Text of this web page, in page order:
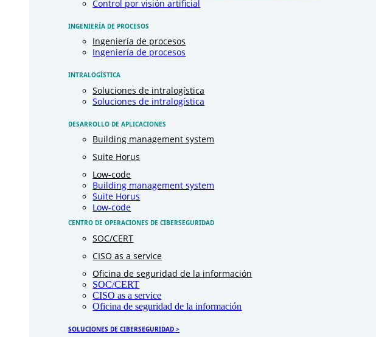
Control por visión artificial
INGENIERÍA DE PROCESOS
Ingeniería de procesos
Ingeniería de procesos
INTRALOGÍSTICA
Soluciones de intralogística
Soluciones de intralogística
DESARROLLO DE APLICACIONES
Building management system
Suite Horus
Low-code
Building management system
Suite Horus
Low-code
CENTRO DE OPERACIONES DE CIBERSEGURIDAD
SOC/CERT
CISO as a service
Oficina de seguridad de la información
SOC/CERT
CISO as a service
Oficina de seguridad de la información
SOLUCIONES DE CIBERSEGURIDAD >